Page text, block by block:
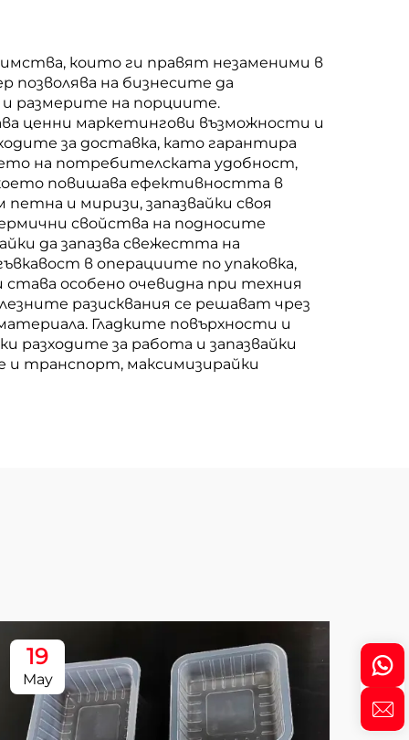
които ги правят незаменими в
позволява на бизнесите да
размерите на порциите.
ценни маркетингови възможности и
за доставка, като гарантира
на потребителската удобност,
което повишава ефективността в
и миризи, запазвайки своя
свойства на подносите
да запазва свежестта на
в операциите по упаковка,
особено очевидна при техния
разисквания се решават чрез
Гладките повърхности и
разходите за работа и запазвайки
и транспорт, максимизирайки
19
May